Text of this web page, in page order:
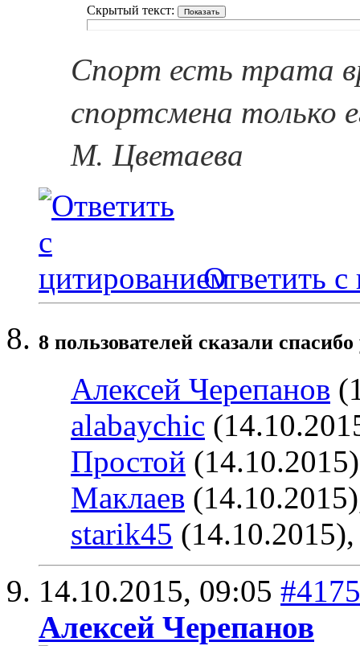
Скрытый текст:
Спорт есть трата
спортсмена только
М. Цветаева
Ответить с
8 пользователей сказали
Алексей Черепанов
alabaychic
Простой
Маклаев
starik45
14.10.2015, 09:05 #4175
Алексей Черепанов